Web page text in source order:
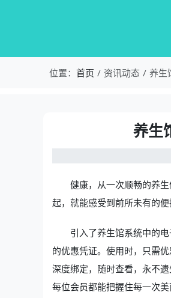
位置： 首页 资讯动态 养生
养生
健康，从一次顺畅的养生
起，就能感受到前所未有的
引入了养生馆系统中的
的优惠凭证。使用时，只需
深度绑定，随时查看，永不
每位会员都能把握住每一次美